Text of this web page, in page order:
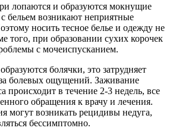
лопаются и образуются мокнущие
бельем возникают неприятные
носить тесное белье и одежду не
того, при образовании сухих корочек
с мочеиспусканием.
болячки, это затрудняет
за болевых ощущений. Заживание
происходит в течение 2-3 недель, все
обращения к врачу и лечения.
могут возникать рецидивы недуга,
бессимптомно.